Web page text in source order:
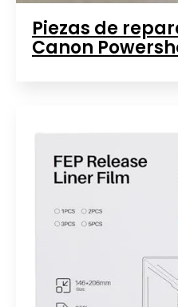
Piezas de
Canon